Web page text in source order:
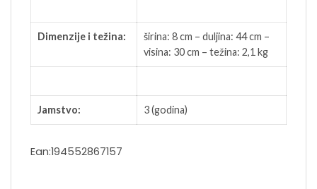
Dimenzije i težina:
širina: 8 cm – duljina: 44 cm –
visina: 30 cm – težina: 2,1 kg
Jamstvo: 3 (godina)
Ean:194552867157